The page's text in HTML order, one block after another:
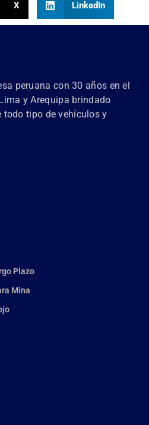
X LinkedIn
peruana con 30 años en el
y Arequipa brindado
todo tipo de vehículos y
Plazo
Mina